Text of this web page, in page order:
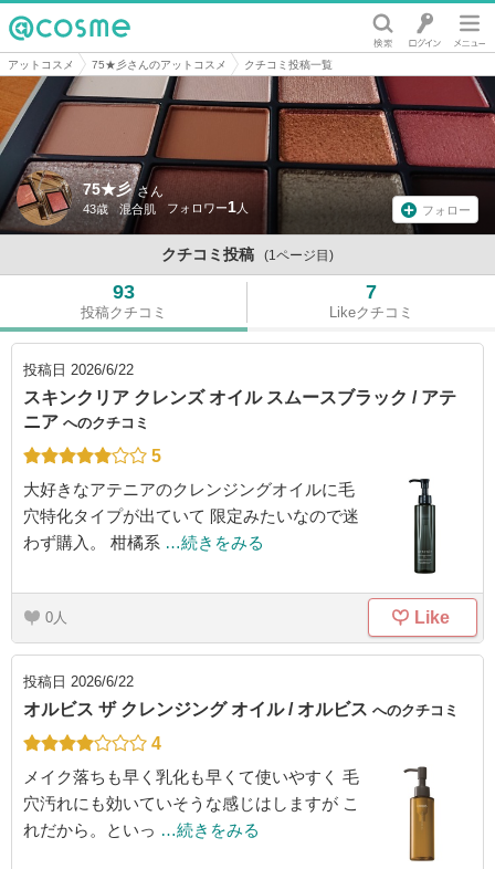
@cosme
アットコスメ 75★彡さんのアットコスメ クチコミ投稿一覧
75★彡 さん
43歳 混合肌 1 フォロー
クチコミ投稿 (1ページ目)
93
投稿クチコミ
7
Likeクチコミ
投稿日 2026/6/22
スキンクリア クレンズ オイル スムースブラック / アテ
ニア へのクチコミ
5
大好きなアテニアのクレンジングオイルに毛
穴特化タイプが出ていて 限定みたいなので迷
わず購入。 柑橘系 …続きをみる
0 Like
投稿日 2026/6/22
オルビス ザ クレンジング オイル / オルビス へのクチコミ
4
メイク落ちも早く乳化も早くて使いやすく 毛
穴汚れにも効いていそうな感じはしますが こ
れだから。といっ …続きをみる